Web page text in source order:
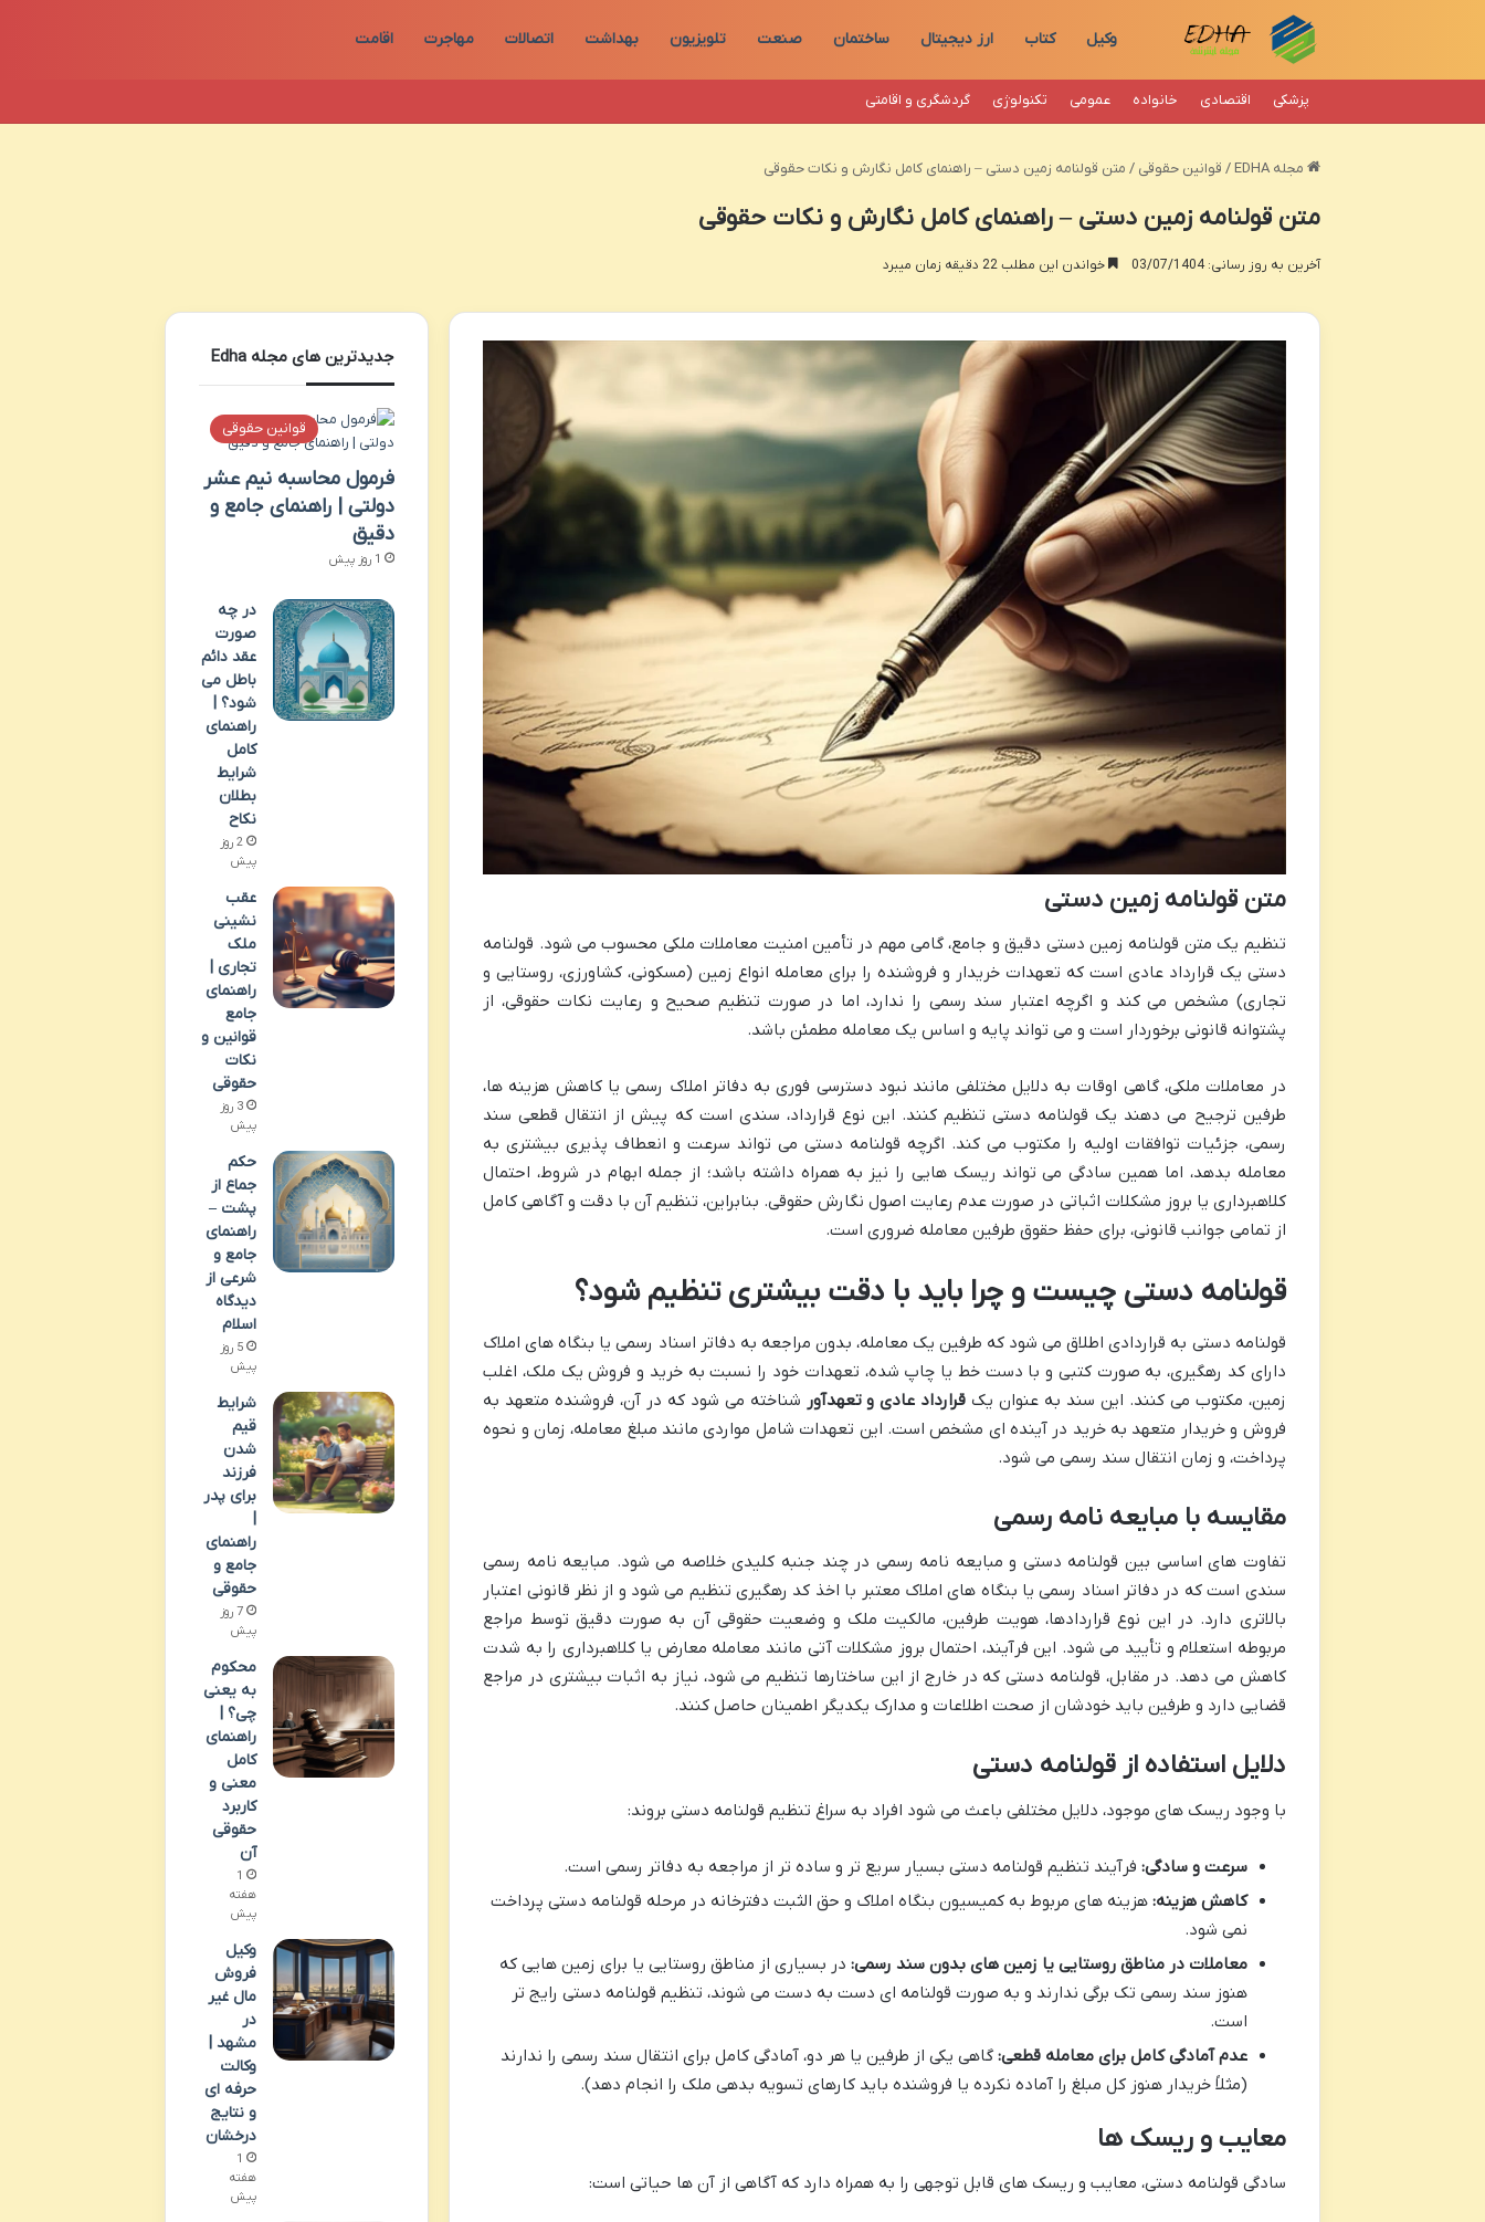
وکیل کتاب ارز دیجیتال ساختمان صنعت تلویزیون بهداشت اتصالات مهاجرت اقامت
پزشکی اقتصادی خانواده عمومی تکنولوژی گردشگری و اقامتی
مجله EDHA / قوانین حقوقی / متن قولنامه زمین دستی – راهنمای کامل نگارش و نکات حقوقی
متن قولنامه زمین دستی – راهنمای کامل نگارش و نکات حقوقی
آخرین به روز رسانی: 03/07/1404 خواندن این مطلب 22 دقیقه زمان میبرد
متن قولنامه زمین دستی
تنظیم یک متن قولنامه زمین دستی دقیق و جامع، گامی مهم در تأمین امنیت معاملات ملکی محسوب می شود. قولنامه
دستی یک قرارداد عادی است که تعهدات خریدار و فروشنده را برای معامله انواع زمین (مسکونی، کشاورزی، روستایی و
تجاری) مشخص می کند و اگرچه اعتبار سند رسمی را ندارد، اما در صورت تنظیم صحیح و رعایت نکات حقوقی، از
پشتوانه قانونی برخوردار است و می تواند پایه و اساس یک معامله مطمئن باشد.
در معاملات ملکی، گاهی اوقات به دلایل مختلفی مانند نبود دسترسی فوری به دفاتر املاک رسمی یا کاهش هزینه ها،
طرفین ترجیح می دهند یک قولنامه دستی تنظیم کنند. این نوع قرارداد، سندی است که پیش از انتقال قطعی سند
رسمی، جزئیات توافقات اولیه را مکتوب می کند. اگرچه قولنامه دستی می تواند سرعت و انعطاف پذیری بیشتری به
معامله بدهد، اما همین سادگی می تواند ریسک هایی را نیز به همراه داشته باشد؛ از جمله ابهام در شروط، احتمال
کلاهبرداری یا بروز مشکلات اثباتی در صورت عدم رعایت اصول نگارش حقوقی. بنابراین، تنظیم آن با دقت و آگاهی کامل
از تمامی جوانب قانونی، برای حفظ حقوق طرفین معامله ضروری است.
قولنامه دستی چیست و چرا باید با دقت بیشتری تنظیم شود؟
قولنامه دستی به قراردادی اطلاق می شود که طرفین یک معامله، بدون مراجعه به دفاتر اسناد رسمی یا بنگاه های املاک
دارای کد رهگیری، به صورت کتبی و با دست خط یا چاپ شده، تعهدات خود را نسبت به خرید و فروش یک ملک، اغلب
زمین، مکتوب می کنند. این سند به عنوان یک قرارداد عادی و تعهدآور شناخته می شود که در آن، فروشنده متعهد به
فروش و خریدار متعهد به خرید در آینده ای مشخص است. این تعهدات شامل مواردی مانند مبلغ معامله، زمان و نحوه
پرداخت، و زمان انتقال سند رسمی می شود.
مقایسه با مبایعه نامه رسمی
تفاوت های اساسی بین قولنامه دستی و مبایعه نامه رسمی در چند جنبه کلیدی خلاصه می شود. مبایعه نامه رسمی
سندی است که در دفاتر اسناد رسمی یا بنگاه های املاک معتبر با اخذ کد رهگیری تنظیم می شود و از نظر قانونی اعتبار
بالاتری دارد. در این نوع قراردادها، هویت طرفین، مالکیت ملک و وضعیت حقوقی آن به صورت دقیق توسط مراجع
مربوطه استعلام و تأیید می شود. این فرآیند، احتمال بروز مشکلات آتی مانند معامله معارض یا کلاهبرداری را به شدت
کاهش می دهد. در مقابل، قولنامه دستی که در خارج از این ساختارها تنظیم می شود، نیاز به اثبات بیشتری در مراجع
قضایی دارد و طرفین باید خودشان از صحت اطلاعات و مدارک یکدیگر اطمینان حاصل کنند.
دلایل استفاده از قولنامه دستی
با وجود ریسک های موجود، دلایل مختلفی باعث می شود افراد به سراغ تنظیم قولنامه دستی بروند:
سرعت و سادگی: فرآیند تنظیم قولنامه دستی بسیار سریع تر و ساده تر از مراجعه به دفاتر رسمی است.
کاهش هزینه: هزینه های مربوط به کمیسیون بنگاه املاک و حق الثبت دفترخانه در مرحله قولنامه دستی پرداخت
نمی شود.
معاملات در مناطق روستایی یا زمین های بدون سند رسمی: در بسیاری از مناطق روستایی یا برای زمین هایی که
هنوز سند رسمی تک برگی ندارند و به صورت قولنامه ای دست به دست می شوند، تنظیم قولنامه دستی رایج تر
است.
عدم آمادگی کامل برای معامله قطعی: گاهی یکی از طرفین یا هر دو، آمادگی کامل برای انتقال سند رسمی را ندارند
(مثلاً خریدار هنوز کل مبلغ را آماده نکرده یا فروشنده باید کارهای تسویه بدهی ملک را انجام دهد).
معایب و ریسک ها
سادگی قولنامه دستی، معایب و ریسک های قابل توجهی را به همراه دارد که آگاهی از آن ها حیاتی است:
جدیدترین های مجله Edha
قوانین حقوقی
فرمول محاسبه نیم عشر
دولتی | راهنمای جامع و
دقیق
1 روز پیش
در چه
صورت
عقد دائم
باطل می
شود؟ |
راهنمای
کامل
شرایط
بطلان
نکاح
2 روز
پیش
عقب
نشینی
ملک
تجاری |
راهنمای
جامع
قوانین و
نکات
حقوقی
3 روز
پیش
حکم
جماع از
پشت –
راهنمای
جامع و
شرعی از
دیدگاه
اسلام
5 روز
پیش
شرایط
قیم
شدن
فرزند
برای پدر
|
راهنمای
جامع و
حقوقی
7 روز
پیش
محکوم
به یعنی
چی؟ |
راهنمای
کامل
معنی و
کاربرد
حقوقی
آن
1
هفته
پیش
وکیل
فروش
مال غیر
در
مشهد |
وکالت
حرفه ای
و نتایج
درخشان
1
هفته
پیش